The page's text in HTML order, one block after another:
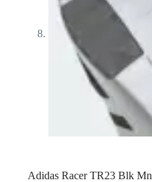
Adidas Racer TR23 Blk Mn